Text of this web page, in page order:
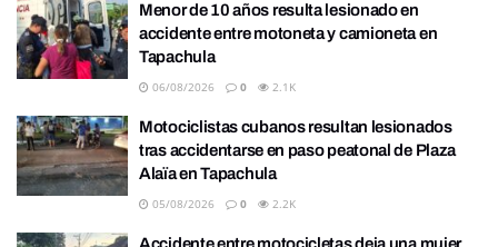
Menor de 10 años resulta lesionado en
accidente entre motoneta y camioneta en
Tapachula
06/08/2026 0 2.1K
Motociclistas cubanos resultan lesionados
tras accidentarse en paso peatonal de Plaza
Alaïa en Tapachula
05/08/2026 0 2.2K